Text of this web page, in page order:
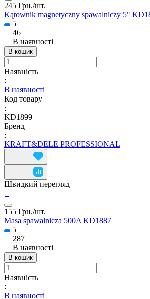
245 Грн./шт.
Kątownik magnetyczny spawalniczy 5"
5
46
В наявності
В кошик
Наявність
:
В наявності
Код товару
:
KD1899
Бренд
:
KRAFT&DELE PROFESSIONAL
Швидкий перегляд
155 Грн./шт.
Masa spawalnicza 500A KD1887
5
287
В наявності
В кошик
Наявність
:
В наявності